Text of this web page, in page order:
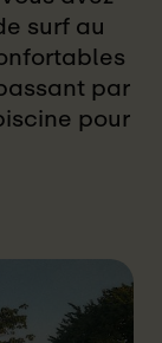
surf au
par
pour